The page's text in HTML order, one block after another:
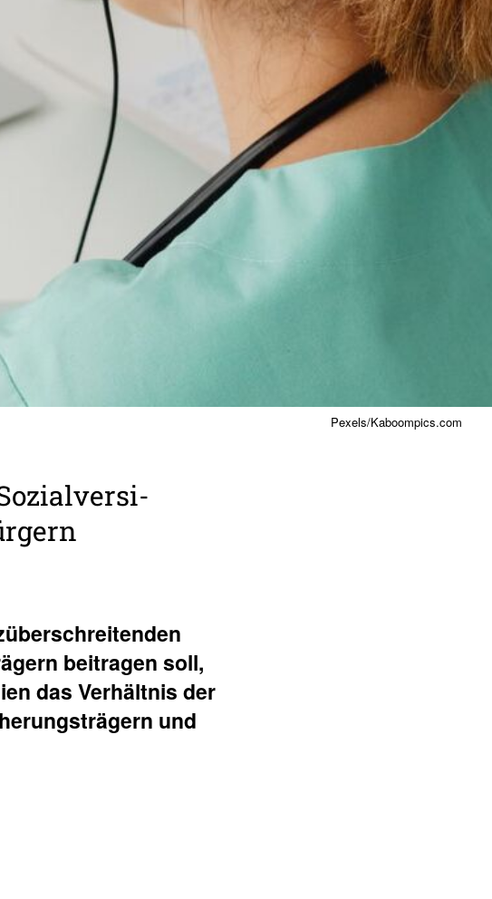
Pexels/Kaboompics.com
beitragen soll,
das Verhältnis der
und